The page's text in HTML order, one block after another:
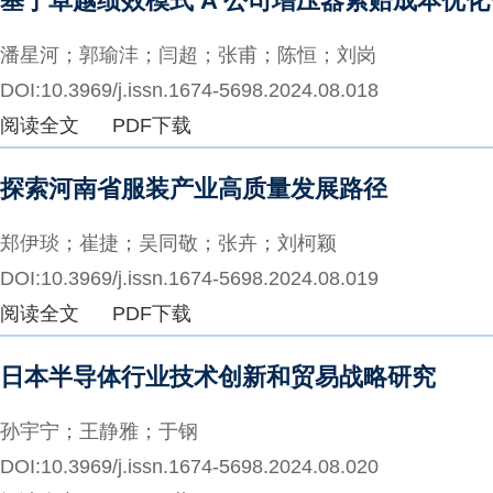
潘星河；郭瑜沣；闫超；张甫；陈恒；刘岗
DOI:10.3969/j.issn.1674-5698.2024.08.018
阅读全文
PDF下载
探索河南省服装产业高质量发展路径
郑伊琰；崔捷；吴同敬；张卉；刘柯颖
DOI:10.3969/j.issn.1674-5698.2024.08.019
阅读全文
PDF下载
日本半导体行业技术创新和贸易战略研究
孙宇宁；王静雅；于钢
DOI:10.3969/j.issn.1674-5698.2024.08.020